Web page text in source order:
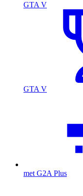
GTA V
GTA V
met G2A Plus